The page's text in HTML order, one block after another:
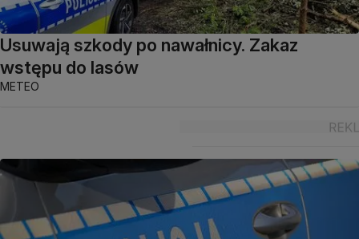
Usuwają szkody po nawałnicy. Zakaz
wstępu do lasów
METEO